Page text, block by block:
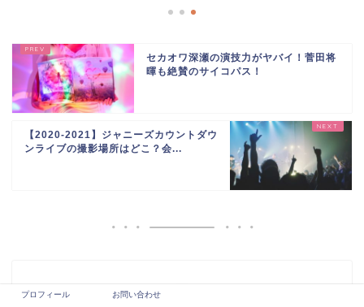
セカオワ深瀬の演技力がヤバイ！菅田将
暉も絶賛のサイコパス！
【2020-2021】ジャニーズカウントダウ
ンライブの撮影場所はどこ？会...
プロフィール お問い合わせ